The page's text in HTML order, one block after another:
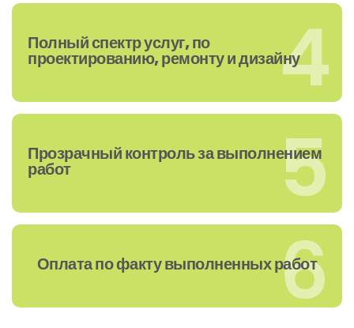
4
Полный спектр услуг, по
проектированию, ремонту и дизайну
5
Прозрачный контроль за выполнением
работ
6
Оплата по факту выполненных работ